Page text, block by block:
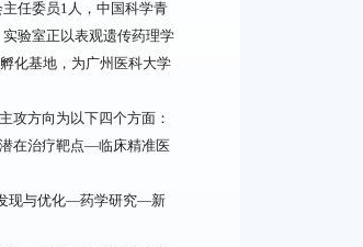
任委员1人，中国科学青
验室正以表观遗传药理学
化基地，为广州医科大学
攻方向为以下四个方面：
在治疗靶点—临床精准医
发现与优化—药学研究—新